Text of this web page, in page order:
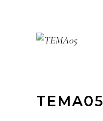
TEMA05